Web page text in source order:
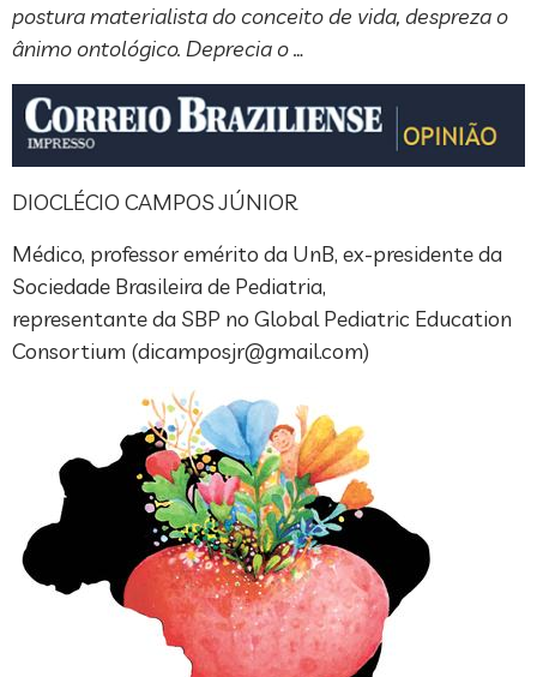
postura materialista do conceito de vida, despreza o
ânimo ontológico. Deprecia o …
DIOCLÉCIO CAMPOS JÚNIOR
Médico, professor emérito da UnB, ex-presidente da
Sociedade Brasileira de Pediatria,
representante da SBP no Global Pediatric Education
Consortium (dicamposjr@gmail.com)